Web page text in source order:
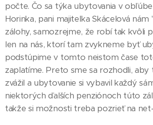
počte. Čo sa týka ubytovania v
Horinka, pani majiteľka Skácelová
zálohy, samozrejme, že robí tak kvôli
len na nás, ktorí tam zvykneme byť
podstúpime v tomto neistom čase
zaplatíme. Preto sme sa rozhodli,
zvážil a ubytovanie si vybavil každý
niektorých ďalších penziónoch túto
takže si možnosti treba pozrieť na